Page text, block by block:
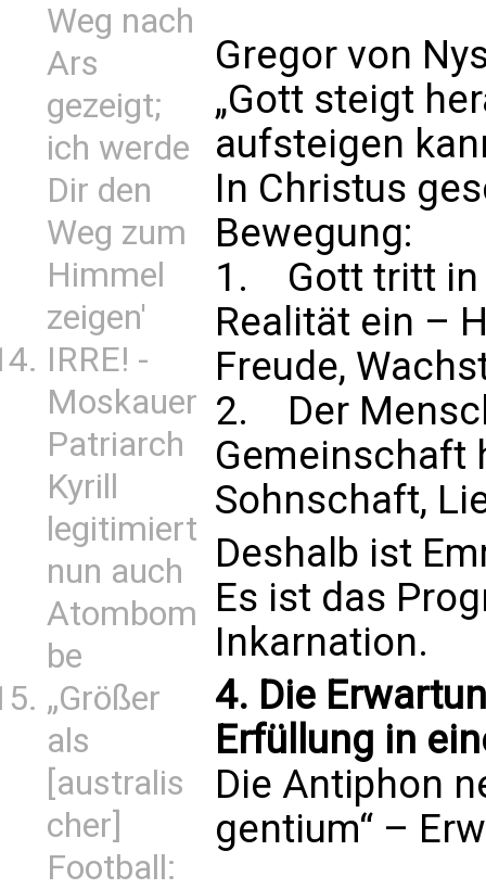
Weg nach
Ars
gezeigt;
ich werde
Dir den
Weg zum
Himmel
zeigen'
IRRE! -
Moskauer
Patriarch
Kyrill
legitimiert
nun auch
Atombom
be
„Größer
als
[australis
cher]
Football:
Gregor von
„Gott steigt
aufsteigen
In Christus
Bewegung:
1. Gott tritt in
Realität ein –
Freude,
2. Der
Gemeinschaft
Sohnschaft,
Deshalb ist
Es ist das
Inkarnation.
4. Die
Erfüllung in
Die Antiphon
gentium“ –